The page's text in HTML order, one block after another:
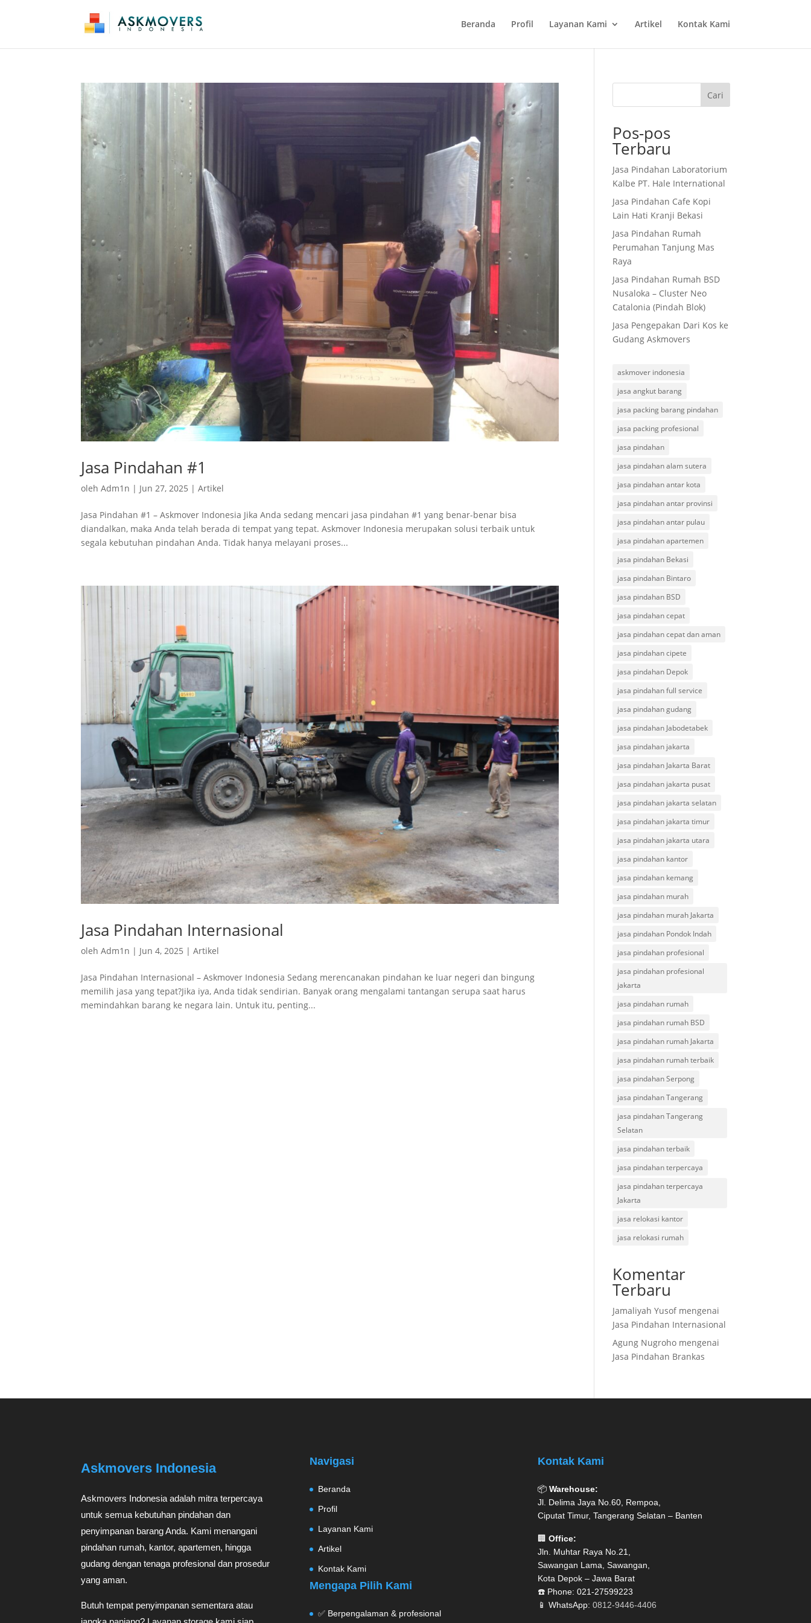
Beranda Profil Layanan Kami Artikel Kontak Kami
Jasa Pindahan #1
olehAdm1n | Jun 27, 2025 |Artikel
Jasa Pindahan #1 – Askmover Indonesia Jika Anda sedang mencari jasa pindahan #1 yang benar-benar bisa
diandalkan, maka Anda telah berada di tempat yang tepat. Askmover Indonesia merupakan solusi terbaik untuk
segala kebutuhan pindahan Anda. Tidak hanya melayani proses...
Jasa Pindahan Internasional
olehAdm1n | Jun 4, 2025 |Artikel
Jasa Pindahan Internasional – Askmover Indonesia Sedang merencanakan pindahan ke luar negeri dan bingung
memilih jasa yang tepat?Jika iya, Anda tidak sendirian. Banyak orang mengalami tantangan serupa saat harus
memindahkan barang ke negara lain. Untuk itu, penting...
Cari
Pos-pos
Terbaru
Jasa Pindahan Laboratorium
Kalbe PT. Hale International
Jasa Pindahan Cafe Kopi
Lain Hati Kranji Bekasi
Jasa Pindahan Rumah
Perumahan Tanjung Mas
Raya
Jasa Pindahan Rumah BSD
Nusaloka – Cluster Neo
Catalonia (Pindah Blok)
Jasa Pengepakan Dari Kos ke
Gudang Askmovers
askmover indonesia
jasa angkut barang
jasa packing barang pindahan
jasa packing profesional
jasa pindahan
jasa pindahan alam sutera
jasa pindahan antar kota
jasa pindahan antar provinsi
jasa pindahan antar pulau
jasa pindahan apartemen
jasa pindahan Bekasi
jasa pindahan Bintaro
jasa pindahan BSD
jasa pindahan cepat
jasa pindahan cepat dan aman
jasa pindahan cipete
jasa pindahan Depok
jasa pindahan full service
jasa pindahan gudang
jasa pindahan Jabodetabek
jasa pindahan jakarta
jasa pindahan Jakarta Barat
jasa pindahan jakarta pusat
jasa pindahan jakarta selatan
jasa pindahan jakarta timur
jasa pindahan jakarta utara
jasa pindahan kantor
jasa pindahan kemang
jasa pindahan murah
jasa pindahan murah Jakarta
jasa pindahan Pondok Indah
jasa pindahan profesional
jasa pindahan profesional
jakarta
jasa pindahan rumah
jasa pindahan rumah BSD
jasa pindahan rumah Jakarta
jasa pindahan rumah terbaik
jasa pindahan Serpong
jasa pindahan Tangerang
jasa pindahan Tangerang
Selatan
jasa pindahan terbaik
jasa pindahan terpercaya
jasa pindahan terpercaya
Jakarta
jasa relokasi kantor
jasa relokasi rumah
Komentar
Terbaru
Jamaliyah Yusofmengenai
Jasa Pindahan Internasional
Agung Nugroho mengenai
Jasa Pindahan Brankas
Askmovers Indonesia
Askmovers Indonesia adalah mitra terpercaya
untuk semua kebutuhan pindahan dan
penyimpanan barang Anda. Kami menangani
pindahan rumah, kantor, apartemen, hingga
gudang dengan tenaga profesional dan prosedur
yang aman.
Butuh tempat penyimpanan sementara atau
Navigasi
Beranda
Profil
Layanan Kami
Artikel
Kontak Kami
Mengapa Pilih Kami
✅ Berpengalaman & profesional
Kontak Kami
📦 Warehouse:
Jl. Delima Jaya No.60, Rempoa,
Ciputat Timur, Tangerang Selatan – Banten
🏢 Office:
Jln. Muhtar Raya No.21,
Sawangan Lama, Sawangan,
Kota Depok – Jawa Barat
☎️ Phone: 021-27599223
📱 WhatsApp: 0812-9446-4406